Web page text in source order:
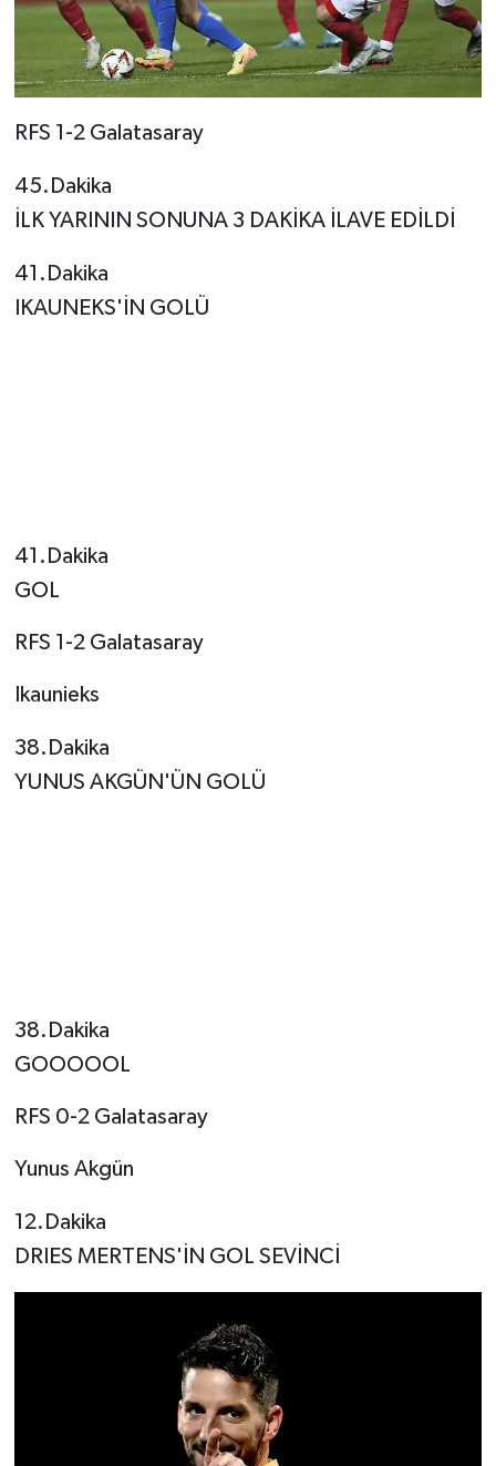
RFS 1-2 Galatasaray
45.Dakika
İLK YARININ SONUNA 3 DAKİKA İLAVE EDİLDİ
41.Dakika
IKAUNEKS'İN GOLÜ
41.Dakika
GOL
RFS 1-2 Galatasaray
Ikaunieks
38.Dakika
YUNUS AKGÜN'ÜN GOLÜ
38.Dakika
GOOOOOL
RFS 0-2 Galatasaray
Yunus Akgün
12.Dakika
DRIES MERTENS'İN GOL SEVİNCİ